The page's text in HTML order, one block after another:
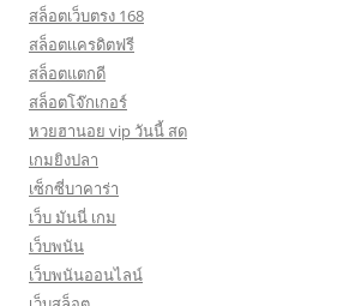
สล็อตเว็บตรง 168
สล็อตเเครดิตฟรี
สล็อตแตกดี
สล็อตโจ๊กเกอร์
หวยฮานอย vip วันนี้ สด
เกมยิงปลา
เซ็กซี่บาคาร่า
เว็บ มันนี่ เกม
เว็บพนัน
เว็บพนันออนไลน์